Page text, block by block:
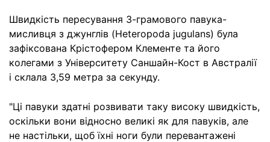
Швидкість пересування 3-грамового павука-
мисливця з джунглів (Heteropoda jugulans) була
зафіксована Крістофером Клементе та його
колегами з Університету Саншайн-Кост в Австралії
і склала 3,59 метра за секунду.
"Ці павуки здатні розвивати таку високу швидкість,
оскільки вони відносно великі як для павуків, але
не настільки, щоб їхні ноги були перевантажені